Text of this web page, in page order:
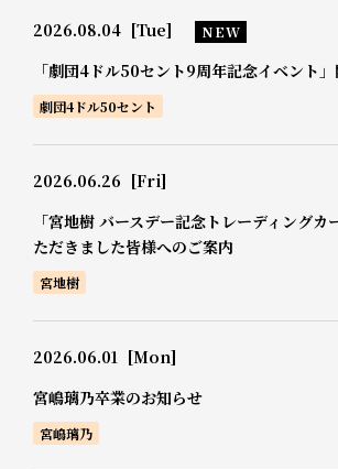
2026.08.04 [Tue] NEW
「劇団4ドル50セント9周年記念イベント」
劇団4ドル50セント
2026.06.26 [Fri]
「宮地樹 バースデー記念トレーディングカ
ただきました皆様へのご案内
宮地樹
2026.06.01 [Mon]
宮嶋璃乃卒業のお知らせ
宮嶋璃乃